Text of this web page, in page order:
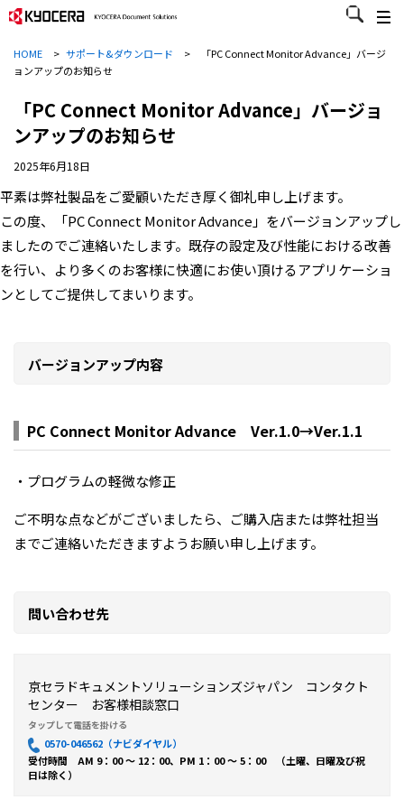
HOME > サポート&ダウンロード >
「PC Connect Monitor Advance」バージ
ョンアップのお知らせ
「PC Connect Monitor Advance」バージョ
ンアップのお知らせ
2025年6月18日
平素は弊社製品をご愛顧いただき厚く御礼申し上げます。
この度、「PC Connect Monitor Advance」をバージョンアップし
ましたのでご連絡いたします。既存の設定及び性能における改善
を行い、より多くのお客様に快適にお使い頂けるアプリケーショ
ンとしてご提供してまいります。
バージョンアップ内容
PC Connect Monitor Advance Ver.1.0→Ver.1.1
・プログラムの軽微な修正
ご不明な点などがございましたら、ご購入店または弊社担当
までご連絡いただきますようお願い申し上げます。
問い合わせ先
京セラドキュメントソリューションズジャパン コンタクト
センター お客様相談窓口
0570-046562（ナビダイヤル）
受付時間 AM 9：00 ～ 12：00、PM 1：00 ～ 5：00 （土曜、日曜及び祝
日は除く）